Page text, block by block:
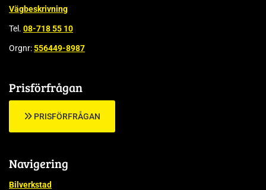
Vägbeskrivning
Tel. 08-718 55 10
Orgnr:556449-8987
Prisförfrågan
PRISFÖRFRÅGAN
Navigering
Bilverkstad